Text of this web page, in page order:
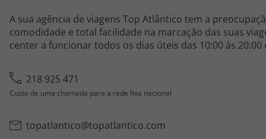
A sua agência de viagens Top Atlântico tem a
comodidade e total facilidade na marcação das suas
center a funcionar todos os dias úteis das 10:00 às 20:00
218 925 471
Custo de uma chamada para a rede fixa nacional
topatlantico@topatlantico.com